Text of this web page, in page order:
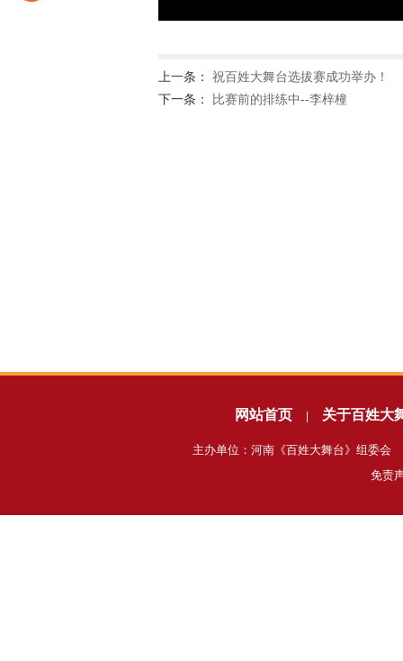
上一条： 祝百姓大舞台选拔赛成功举办！
下一条：
比赛前的排练中--李梓橦
网站首页 关于百姓大
主办单位：河南《百姓大舞台》组委
免责